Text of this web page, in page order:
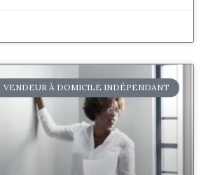
VENDEUR À DOMICILE INDÉPENDANT